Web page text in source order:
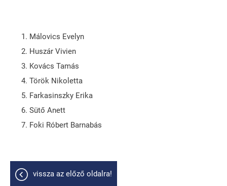
Málovics Evelyn
Huszár Vivien
Kovács Tamás
Török Nikoletta
Farkasinszky Erika
Sütő Anett
Foki Róbert Barnabás
vissza az előző oldalra!